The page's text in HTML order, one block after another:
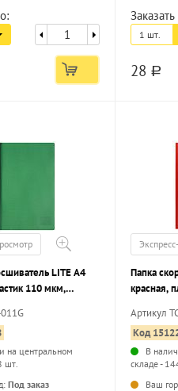
1 шт.
28 a
LITE А4
110 мкм,
на центральном
шт.
Под заказ
Папка
красная,
Артикул
Код
В
складе -
Ваш